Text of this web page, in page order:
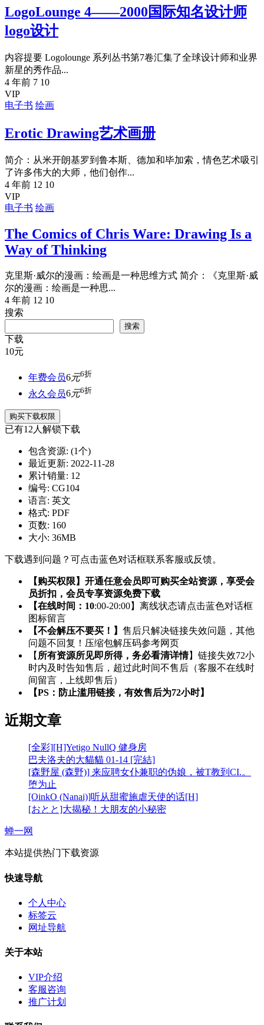
LogoLounge 4——2000国际知名设计师
logo设计
内容提要 Logolounge 系列丛书第7卷汇集了全球设计师和业界
新星的秀作品...
4 年前 7 10
VIP
电子书 绘画
Erotic Drawing艺术画册
简介：从米开朗基罗到鲁本斯、德加和毕加索，情色艺术吸引
了许多伟大的大师，他们创作...
4 年前 12 10
VIP
电子书 绘画
The Comics of Chris Ware: Drawing Is a
Way of Thinking
克里斯·威尔的漫画：绘画是一种思维方式 简介：《克里斯·威
尔的漫画：绘画是一种思...
4 年前 12 10
搜索
搜索
下载
10元
年费会员6元6折
永久会员6元6折
购买下载权限
已有12人解锁下载
包含资源: (1个)
最近更新: 2022-11-28
累计销量: 12
编号: CG104
语言: 英文
格式: PDF
页数: 160
大小: 36MB
下载遇到问题？可点击蓝色对话框联系客服或反馈。
【购买权限】开通任意会员即可购买全站资源，享受会
员折扣，会员专享资源免费下载
【在线时间：10:00-20:00】离线状态请点击蓝色对话框
图标留言
【不会解压不要买！】 售后只解决链接失效问题，其他
问题不回复！压缩包解压码参考网页
【 所有资源所见即所得，务必看清详情】链接失效72小
时内及时告知售后，超过此时间不售后（客服不在线时
间留言，上线即售后）
【PS：防止滥用链接，有效售后为72小时】
近期文章
[全彩][H]Yetigo NullQ 健身房
巴夫洛夫的大貓貓 01-14 [完結]
[森野屋 (森野)] 来应聘女仆兼职的伪娘，被T教到CI.。
堕为止
[OinkO (Nanai)]听从甜蜜施虐天使的话[H]
[おとと]大揭秘！大朋友的小秘密
蝉一网
本站提供热门下载资源
快速导航
个人中心
标签云
网址导航
关于本站
VIP介绍
客服咨询
推广计划